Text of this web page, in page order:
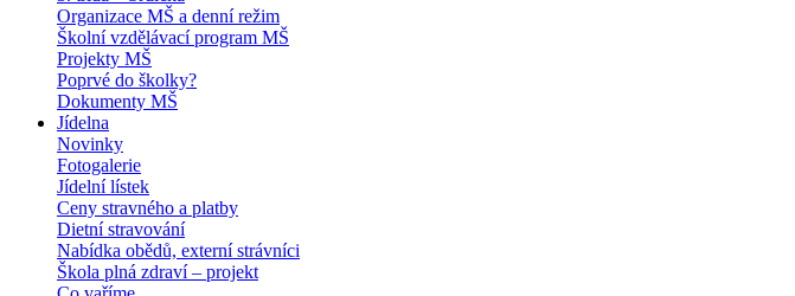
Organizace MŠ a denní režim
Školní vzdělávací program MŠ
Projekty MŠ
Poprvé do školky?
Dokumenty MŠ
Jídelna
Novinky
Fotogalerie
Jídelní lístek
Ceny stravného a platby
Dietní stravování
Nabídka obědů, externí strávníci
Škola plná zdraví – projekt